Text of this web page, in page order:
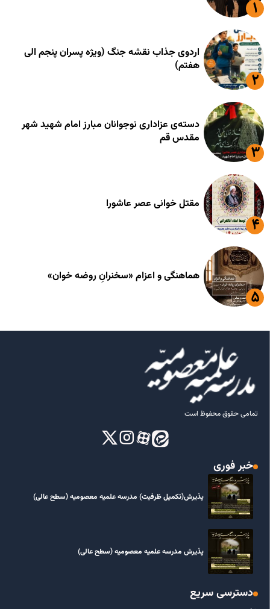
اردوی جذاب نقشه جنگ (ویژه پسران پنجم الی
هفتم)
دسته‌ی عزاداری نوجوانان مبارز امام شهید شهر
مقدس قم
مقتل خوانی عصر عاشورا
هماهنگی و اعزام «سخنرانِ روضه خوان»
تمامی حقوق محفوظ است
خبر فوری
پذیرش(تکمیل ظرفیت) مدرسه علمیه معصومیه‌ (سطح عالی)
پذیرش مدرسه علمیه معصومیه‌ (سطح عالی)
دسترسی سریع